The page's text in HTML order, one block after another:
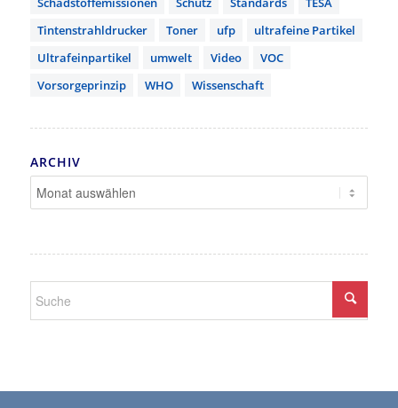
Tintenstrahldrucker
Toner ufp
ultrafeine Partikel
Ultrafeinpartikel
umwelt Video
VOC
Vorsorgeprinzip
WHO Wissenschaft
ARCHIV